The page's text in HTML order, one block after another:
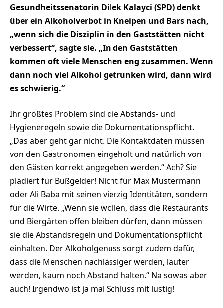
Gesundheitssenatorin Dilek Kalayci (SPD) denkt
über ein Alkoholverbot in Kneipen und Bars nach,
„wenn sich die Disziplin in den Gaststätten nicht
verbessert“, sagte sie. „In den Gaststätten
kommen oft viele Menschen eng zusammen. Wenn
dann noch viel Alkohol getrunken wird, dann wird
es schwierig.“
Ihr größtes Problem sind die Abstands- und
Hygieneregeln sowie die Dokumentationspflicht.
„Das aber geht gar nicht. Die Kontaktdaten müssen
von den Gastronomen eingeholt und natürlich von
den Gästen korrekt angegeben werden.“ Ach? Sie
plädiert für Bußgelder! Nicht für Max Mustermann
oder Ali Baba mit seinen vierzig Identitäten, sondern
für die Wirte. „Wenn sie wollen, dass die Restaurants
und Biergärten offen bleiben dürfen, dann müssen
sie die Abstandsregeln und Dokumentationspflicht
einhalten. Der Alkoholgenuss sorgt zudem dafür,
dass die Menschen nachlässiger werden, lauter
werden, kaum noch Abstand halten.“ Na sowas aber
auch! Irgendwo ist ja mal Schluss mit lustig!